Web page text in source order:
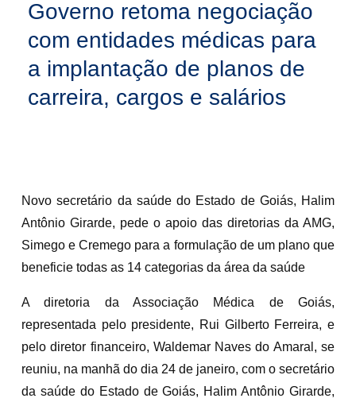
Governo retoma negociação
com entidades médicas para
a implantação de planos de
carreira, cargos e salários
Novo secretário da saúde do Estado de Goiás, Halim
Antônio Girarde, pede o apoio das diretorias da AMG,
Simego e Cremego para a formulação de um plano que
beneficie todas as 14 categorias da área da saúde
A diretoria da Associação Médica de Goiás,
representada pelo presidente, Rui Gilberto Ferreira, e
pelo diretor financeiro, Waldemar Naves do Amaral, se
reuniu, na manhã do dia 24 de janeiro, com o secretário
da saúde do Estado de Goiás, Halim Antônio Girarde,